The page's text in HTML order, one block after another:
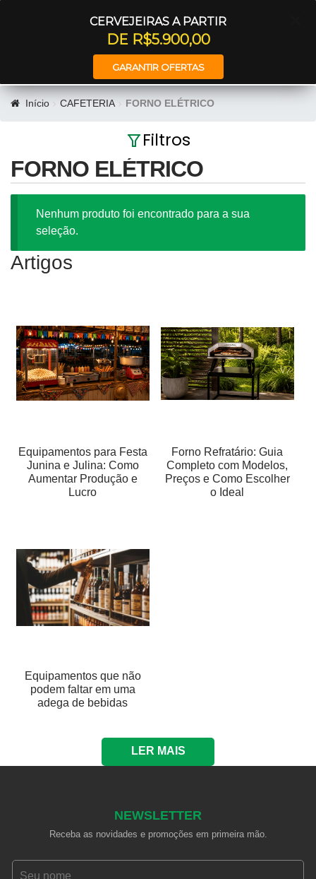
CERVEJEIRAS A PARTIR
DE R$5.900,00
GARANTIR OFERTAS
Início CAFETERIA FORNO ELÉTRICO
Filtros
FORNO ELÉTRICO
Nenhum produto foi encontrado para a sua
seleção.
Artigos
Equipamentos para Festa
Junina e Julina: Como
Aumentar Produção e
Lucro
Forno Refratário: Guia
Completo com Modelos,
Preços e Como Escolher
o Ideal
Equipamentos que não
podem faltar em uma
adega de bebidas
LER MAIS
NEWSLETTER
Receba as novidades e promoções em primeira mão.